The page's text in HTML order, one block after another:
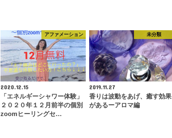
アファメーション
2020.12.15
「エネルギーシャワー体験」
２０２０年１２月前半の個別
zoomヒーリングセ…
未分類
2019.11.27
香りは波動をあげ、癒す効果
があるーアロマ編